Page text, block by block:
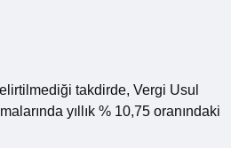
takdirde, Vergi Usul
yıllık % 10,75 oranındaki